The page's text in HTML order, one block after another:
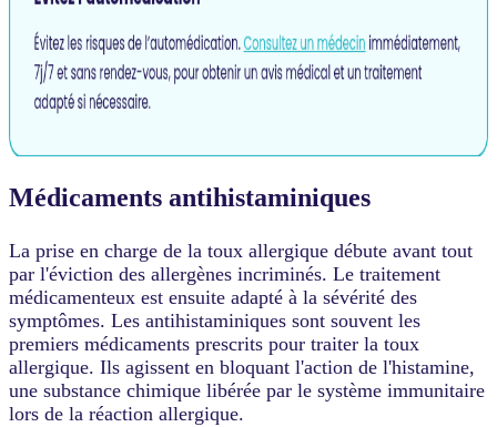
Médicaments antihistaminiques
La prise en charge de la toux allergique débute avant tout
par l'éviction des allergènes incriminés. Le traitement
médicamenteux est ensuite adapté à la sévérité des
symptômes. Les antihistaminiques sont souvent les
premiers médicaments prescrits pour traiter la toux
allergique. Ils agissent en bloquant l'action de l'histamine,
une substance chimique libérée par le système immunitaire
lors de la réaction allergique.